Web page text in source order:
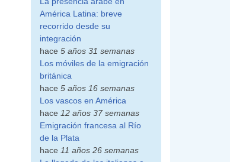
América Latina: breve
recorrido desde su
integración
hace5 años 31 semanas
Los móviles de la emigración
británica
hace5 años 16 semanas
Los vascos en América
hace 12 años 37 semanas
Emigración francesa al Río
de la Plata
hace 11 años 26 semanas